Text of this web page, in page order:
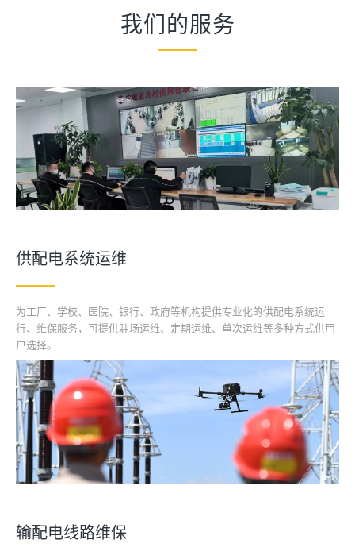
我们的服务
供配电系统运维
为工厂、学校、医院、银行、政府等机构提供专业化的供配电系统运
行、维保服务，可提供驻场运维、定期运维、单次运维等多种方式供用
户选择。
输配电线路维保